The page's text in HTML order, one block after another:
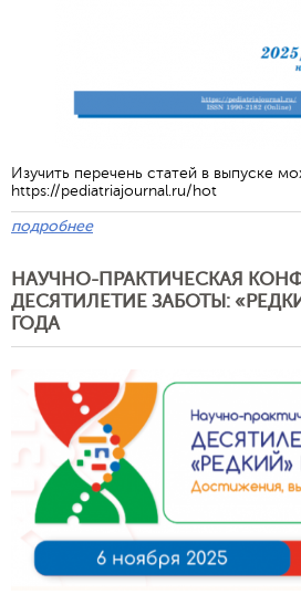
Изучить перечень статей в выпуске
https://pediatriajournal.ru/hot
подробнее
НАУЧНО-ПРАКТИЧЕСКАЯ
ДЕСЯТИЛЕТИЕ ЗАБОТЫ:
ГОДА